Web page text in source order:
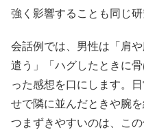
強く影響することも同じ
会話例では、男性は「肩
遣う」「ハグしたときに
った感想を口にします。
せで隣に並んだときや腕
つまずきやすいのは、こ